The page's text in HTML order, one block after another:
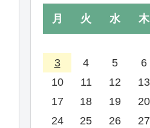
月 火 水 木
3
4 5 6
10
11 12 13
17
18 19 20
24
25 26 27